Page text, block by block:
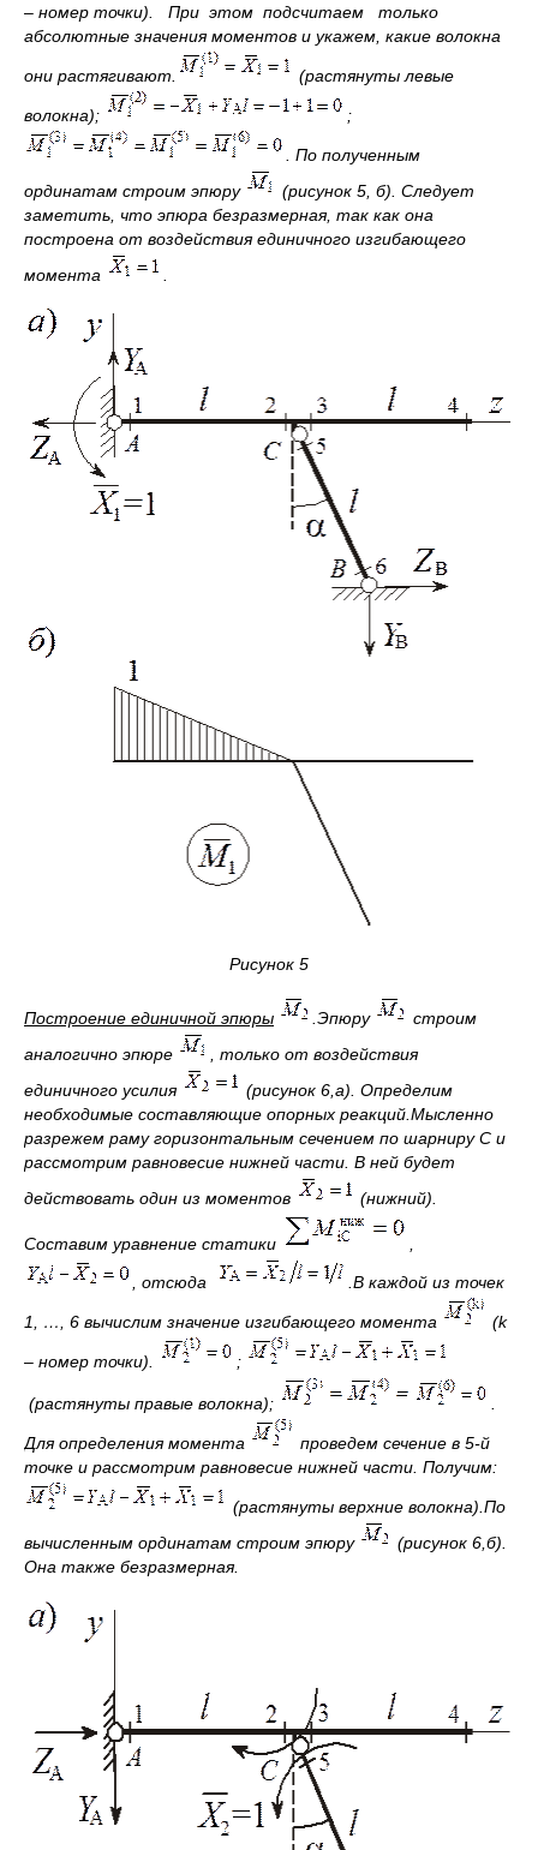
– номер точки).
При этом подсчитаем
только
абсолютные значения моментов и укажем, какие волокна
они растягивают. (растянуты левые
волокна); ;
По полученным
ординатам строим эпюру
(рисунок 5, б). Следует
заметить, что эпюра безразмерная, так как она
построена от воздействия единичного изгибающего
момента
Рисунок 5
Построение единичной эпюры Эпюру
строим
аналогично эпюре
, только от воздействия
единичного усилия
(рисунок 6,а). Определим
необходимые составляющие опорных реакций. Мысленно
разрежем раму горизонтальным сечением по шарниру С и
рассмотрим равновесие нижней части. В ней будет
действовать один из моментов
(нижний).
Составим уравнение статики
, отсюда
В каждой из точек
1, …, 6 вычислим значение изгибающего момента (k
– номер точки). ;
(растянуты правые волокна);
Для определения момента
проведем сечение в 5-й
точке и рассмотрим равновесие нижней части. Получим:
(растянуты верхние волокна). По
вычисленным ординатам строим эпюру
(рисунок 6,б).
Она также безразмерная.